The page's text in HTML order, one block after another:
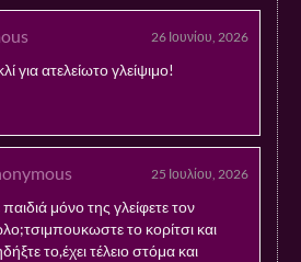
26 Ιουνίου, 2026
για ατελείωτο γλείψιμο!
25 Ιουλίου, 2026
παιδιά μόνο της γλείφετε τον
το κορίτσι και
το,έχει τέλειο στόμα και